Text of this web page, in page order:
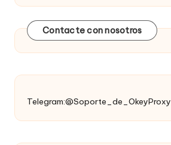
Contacte con nosotros
Telegram:@Soporte_de_OkeyProxy